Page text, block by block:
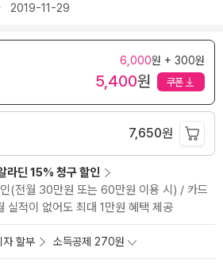
2019-11-29
6,000원 + 300원
5,400원 쿠폰
7,650원
라딘 15% 청구 할인
(전월 30만원 또는 60만원 이용 시) / 카드
실적이 없어도 최대 1만원 혜택 제공
자 할부 소득공제 270원